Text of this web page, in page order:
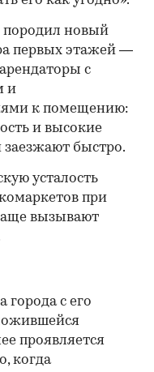
породил новый
первых этажей —
с
и
к помещению:
и высокие
заезжают быстро.
усталость
при
вызывают
города с его
проявляется
когда